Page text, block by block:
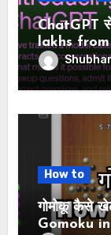
ChatGPT
lakhs
How to
गोमोकू कैसे
Gomoku